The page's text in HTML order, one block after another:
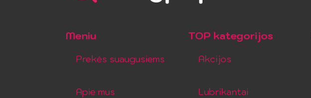
Meniu
Prekės suaugusiems
Apie mus
TOP kategorijos
Akcijos
Lubrikantai